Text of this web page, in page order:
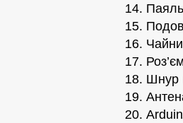
14.
15.
16.
17.
18. Шнур
19.
20.